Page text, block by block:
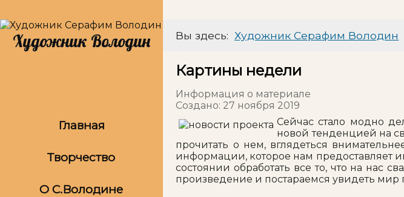
Художник Володин
Главная
Творчество
О С.Володине
Вы здесь: Художник Серафим Володин
Картины недели
Информация о материале
Создано: 27 ноября 2019
Сейчас стало модно
новой тенденцией на
прочитать о нем, вглядеться
информации, которое нам предоставляет
состоянии обработать все то, что на нас
произведение и постараемся увидеть мир